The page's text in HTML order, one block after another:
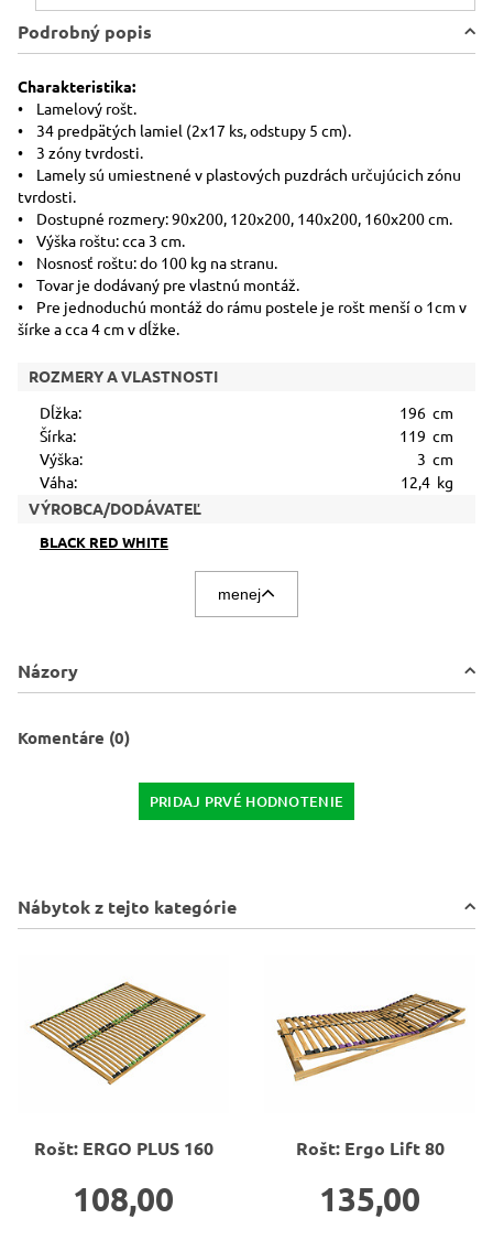
Podrobný popis
Charakteristika:
• Lamelový rošt.
• 34 predpätých lamiel (2x17 ks, odstupy 5 cm).
• 3 zóny tvrdosti.
• Lamely sú umiestnené v plastových puzdrách určujúcich zónu
tvrdosti.
• Dostupné rozmery: 90x200, 120x200, 140x200, 160x200 cm.
• Výška roštu: cca 3 cm.
• Nosnosť roštu: do 100 kg na stranu.
• Tovar je dodávaný pre vlastnú montáž.
• Pre jednoduchú montáž do rámu postele je rošt menší o 1cm v
šírke a cca 4 cm v dĺžke.
ROZMERY A VLASTNOSTI
Dĺžka:
196 cm
Šírka:
119 cm
Výška:
3 cm
Váha:
12,4 kg
VÝROBCA/DODÁVATEĽ
BLACK RED WHITE
menej
Názory
Komentáre (0)
PRIDAJ PRVÉ HODNOTENIE
Nábytok z tejto kategórie
Rošt: ERGO PLUS 160
108,00
Rošt: Ergo Lift 80
135,00